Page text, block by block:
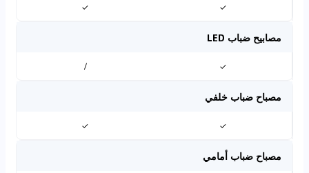
✓
✓
مصابيح ضباب LED
✓
/
مصباح ضباب خلفي
✓
✓
مصباح ضباب أمامي